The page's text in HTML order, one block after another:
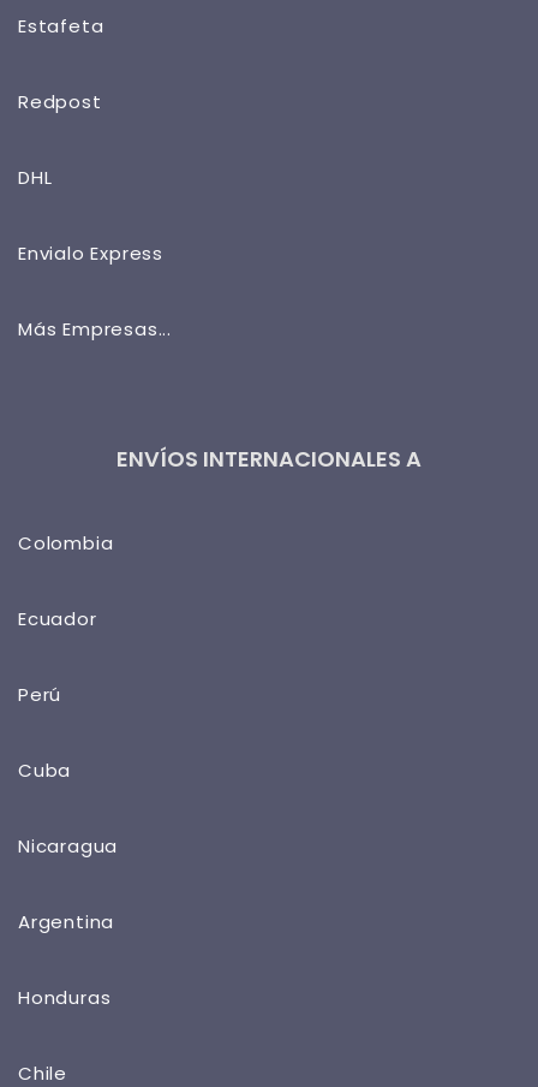
Estafeta
Redpost
DHL
Envialo Express
Más Empresas...
ENVÍOS INTERNACIONALES A
Colombia
Ecuador
Perú
Cuba
Nicaragua
Argentina
Honduras
Chile